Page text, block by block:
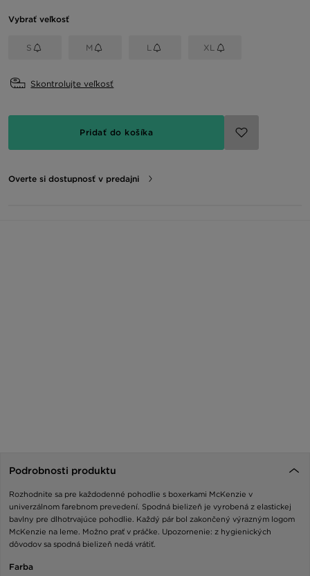
Vybrať veľkosť
S M L XL
Skontrolujte veľkosť
Pridať do košíka
Overte si dostupnosť v predajni
Podrobnosti produktu
Rozhodnite sa pre každodenné pohodlie s boxerkami McKenzie v
univerzálnom farebnom prevedení. Spodná bielizeň je vyrobená z elastickej
bavlny pre dlhotrvajúce pohodlie. Každý pár bol zakončený výrazným logom
McKenzie na leme. Možno prať v práčke. Upozornenie: z hygienických
dôvodov sa spodná bielizeň nedá vrátiť.
Farba